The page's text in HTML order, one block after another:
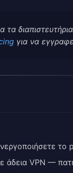
τα
για να
το
άδεια VPN —